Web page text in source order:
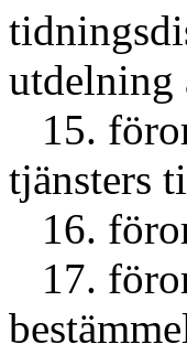
utdelning
15.
tjänsters
16.
17.